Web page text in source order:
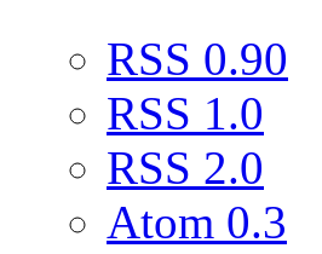
RSS 0.90
RSS 1.0
RSS 2.0
Atom 0.3